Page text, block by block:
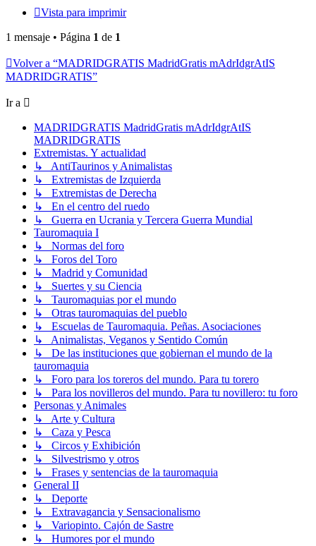
Vista para imprimir
1 mensaje • Página 1 de 1
Volver a “MADRIDGRATIS MadridGratis mAdrIdgrAtIS
MADRIDGRATIS”
Ir a
MADRIDGRATIS MadridGratis mAdrIdgrAtIS
MADRIDGRATIS
Extremistas. Y actualidad
↳ AntiTaurinos y Animalistas
↳ Extremistas de Izquierda
↳ Extremistas de Derecha
↳ En el centro del ruedo
↳ Guerra en Ucrania y Tercera Guerra Mundial
Tauromaquia I
↳ Normas del foro
↳ Foros del Toro
↳ Madrid y Comunidad
↳ Suertes y su Ciencia
↳ Tauromaquias por el mundo
↳ Otras tauromaquias del pueblo
↳ Escuelas de Tauromaquia. Peñas. Asociaciones
↳ Animalistas, Veganos y Sentido Común
↳ De las instituciones que gobiernan el mundo de la
tauromaquia
↳ Foro para los toreros del mundo. Para tu torero
↳ Para los novilleros del mundo. Para tu novillero: tu foro
Personas y Animales
↳ Arte y Cultura
↳ Caza y Pesca
↳ Circos y Exhibición
↳ Silvestrismo y otros
↳ Frases y sentencias de la tauromaquia
General II
↳ Deporte
↳ Extravagancia y Sensacionalismo
↳ Variopinto. Cajón de Sastre
↳ Humores por el mundo